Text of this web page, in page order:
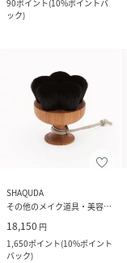
90ポイント(10%ポイントバ
ック)
SHAQUDA
その他のメイク道具・美容器具
18,150 円
1,650ポイント(10%ポイント
バック)